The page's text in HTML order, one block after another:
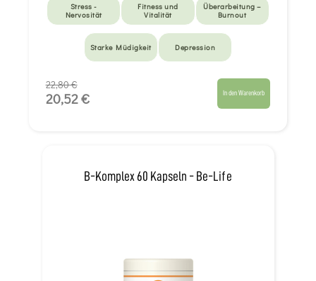
Stress -
Nervosität
Fitness und
Vitalität
Überarbeitung –
Burnout
Starke Müdigkeit Depression
22,80 €
20,52 € In den Warenkorb
B-Komplex 60 Kapseln - Be-Life